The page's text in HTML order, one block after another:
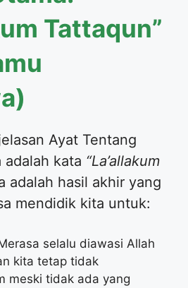
Tattaqun”
Ayat Tentang
adalah kata “La’allakum
adalah hasil akhir yang
mendidik kita untuk:
selalu diawasi Allah
kita tetap tidak
meski tidak ada yang